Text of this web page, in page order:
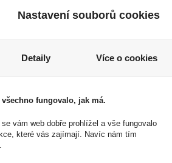
Watermelon Ice
Medium 16mg/g
125 Kč
Nastavení souborů cookies
Detaily Více o cookies
fungovalo, jak má.
vám web dobře prohlížel a vše fungovalo
které vás zajímají. Navíc nám tím